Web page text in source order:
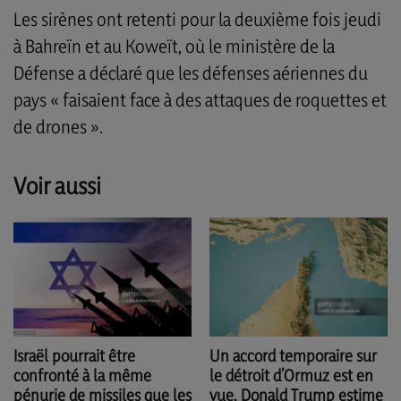
Les sirènes ont retenti pour la deuxième fois jeudi
à Bahreïn et au Koweït, où le ministère de la
Défense a déclaré que les défenses aériennes du
pays « faisaient face à des attaques de roquettes et
de drones ».
Voir aussi
Israël pourrait être
confronté à la même
pénurie de missiles que les
Un accord temporaire sur
le détroit d’Ormuz est en
vue, Donald Trump estime